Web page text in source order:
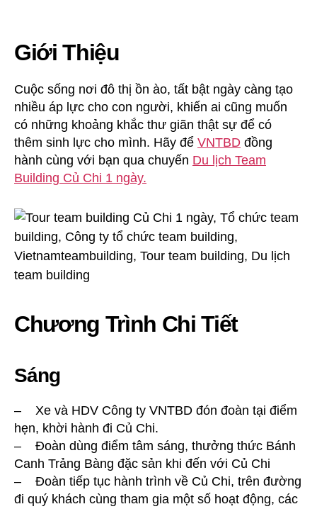
Giới Thiệu
Cuộc sống nơi đô thị ồn ào, tất bật ngày càng tạo
nhiều áp lực cho con người, khiến ai cũng muốn
có những khoảng khắc thư giãn thật sự để có
thêm sinh lực cho mình. Hãy để VNTBD đồng
hành cùng với bạn qua chuyến Du lịch Team
Building Củ Chi 1 ngày.
Chương Trình Chi Tiết
Sáng
– Xe và HDV Công ty VNTBD đón đoàn tại điểm
hẹn, khời hành đi Củ Chi.
– Đoàn dùng điểm tâm sáng, thưởng thức Bánh
Canh Trảng Bàng đặc sản khi đến với Củ Chi
– Đoàn tiếp tục hành trình về Củ Chi, trên đường
đi quý khách cùng tham gia một số hoạt động, các